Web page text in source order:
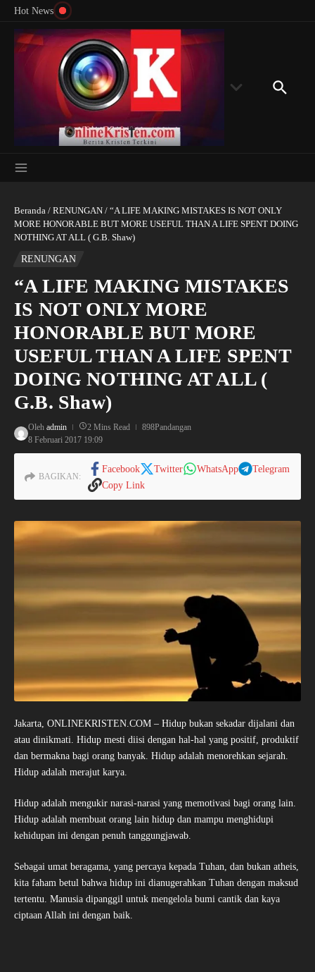
Lewati ke konten
Hot News
Beranda / RENUNGAN / “A LIFE MAKING MISTAKES IS NOT ONLY
MORE HONORABLE BUT MORE USEFUL THAN A LIFE SPENT DOING
NOTHING AT ALL ( G.B. Shaw)
RENUNGAN
“A LIFE MAKING MISTAKES
IS NOT ONLY MORE
HONORABLE BUT MORE
USEFUL THAN A LIFE SPENT
DOING NOTHING AT ALL (
G.B. Shaw)
Oleh admin 2 Mins Read
898Pandangan
8 Februari 2017 19:09
BAGIKAN:
Facebook Twitter WhatsApp
Telegram
Copy Link
Jakarta, ONLINEKRISTEN.COM – Hidup bukan sekadar dijalani dan
atau dinikmati. Hidup mesti diisi dengan hal-hal yang positif, produktif
dan bermakna bagi orang banyak. Hidup adalah menorehkan sejarah.
Hidup adalah merajut karya.
Hidup adalah mengukir narasi-narasi yang memotivasi bagi orang lain.
Hidup adalah membuat orang lain hidup dan mampu menghidupi
kehidupan ini dengan penuh tanggungjawab.
Sebagai umat beragama, yang percaya kepada Tuhan, dan bukan atheis,
kita faham betul bahwa hidup ini dianugerahkan Tuhan dengan maksud
tertentu. Manusia dipanggil untuk mengelola bumi cantik dan kaya
ciptaan Allah ini dengan baik.